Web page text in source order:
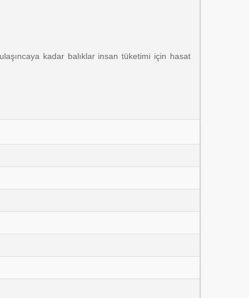
kadar balıklar insan tüketimi için hasat